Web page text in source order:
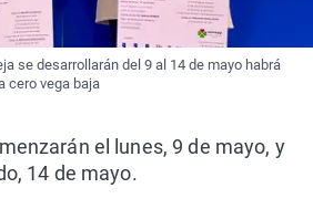
se desarrollarán del 9 al 14 de mayo habrá
cero vega baja
el lunes, 9 de mayo, y
14 de mayo.